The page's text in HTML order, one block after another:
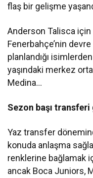
flaş bir gelişme
Anderson Talisca için
Fenerbahçe’nin
planlandığı
yaşındaki merkez
Medina…
Sezon başı
Yaz transfer
konuda anlaşma
renklerine bağlamak
ancak Boca Juniors,